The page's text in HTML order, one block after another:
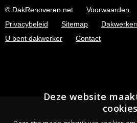
© DakRenoveren.net Voorwaarden
Privacybeleid
Sitemap
U bent dakwerker
Contact
Deze website
cookies